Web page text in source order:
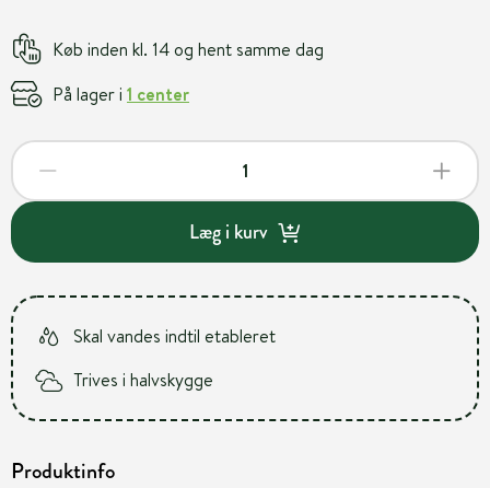
Køb inden kl. 14 og hent samme dag
På lager i 1 center
Læg i kurv
Skal vandes indtil etableret
Trives i halvskygge
Produktinfo